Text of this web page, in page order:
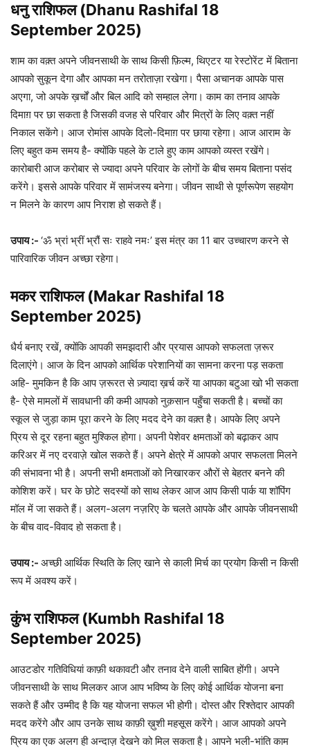
धनु राशिफल (Dhanu Rashifal 18
September 2025)
शाम का वक़्त अपने जीवनसाथी के साथ किसी फ़िल्म, थिएटर या रेस्टोरेंट में बिताना
आपको सुकून देगा और आपका मन तरोताज़ा रखेगा। पैसा अचानक आपके पास
अएगा, जो अपके ख़र्चों और बिल आदि को सम्हाल लेगा। काम का तनाव आपके
दिमाग़ पर छा सकता है जिसकी वजह से परिवार और मित्रों के लिए वक़्त नहीं
निकाल सकेंगे। आज रोमांस आपके दिलो-दिमाग़ पर छाया रहेगा। आज आराम के
लिए बहुत कम समय है- क्योंकि पहले के टाले हुए काम आपको व्यस्त रखेंगे।
कारोबारी आज करोबार से ज्यादा अपने परिवार के लोगों के बीच समय बिताना पसंद
करेंगे। इससे आपके परिवार में सामंजस्य बनेगा। जीवन साथी से पूर्णरूपेण सहयोग
न मिलने के कारण आप निराश हो सकते हैं।
उपाय :- ‘ॐ भ्रां भ्रीं भ्रौं सः राहवे नमः’ इस मंत्र का 11 बार उच्चारण करने से
पारिवारिक जीवन अच्छा रहेगा।
मकर राशिफल (Makar Rashifal 18
September 2025)
धैर्य बनाए रखें, क्योंकि आपकी समझदारी और प्रयास आपको सफलता ज़रूर
दिलाएंगे। आज के दिन आपको आर्थिक परेशानियों का सामना करना पड़ सकता
अहि- मुमकिन है कि आप ज़रूरत से ज़्यादा ख़र्च करें या आपका बटुआ खो भी सकता
है- ऐसे मामलों में सावधानी की कमी आपको नुक़सान पहुँचा सकती है। बच्चों का
स्कूल से जुड़ा काम पूरा करने के लिए मदद देने का वक़्त है। आपके लिए अपने
प्रिय से दूर रहना बहुत मुश्किल होगा। अपनी पेशेवर क्षमताओं को बढ़ाकर आप
करिअर में नए दरवाज़े खोल सकते हैं। अपने क्षेत्रे में आपको अपार सफलता मिलने
की संभावना भी है। अपनी सभी क्षमताओं को निखारकर औरों से बेहतर बनने की
कोशिश करें। घर के छोटे सदस्यों को साथ लेकर आज आप किसी पार्क या शॉपिंग
मॉल में जा सकते हैं। अलग-अलग नज़रिए के चलते आपके और आपके जीवनसाथी
के बीच वाद-विवाद हो सकता है।
उपाय :- अच्छी आर्थिक स्थिति के लिए खाने से काली मिर्च का प्रयोग किसी न किसी
रूप में अवश्य करें।
कुंभ राशिफल (Kumbh Rashifal 18
September 2025)
आउटडोर गतिविधियां काफ़ी थकावटी और तनाव देने वाली साबित होंगी। अपने
जीवनसाथी के साथ मिलकर आज आप भविष्य के लिए कोई आर्थिक योजना बना
सकते हैं और उम्मीद है कि यह योजना सफल भी होगी। दोस्त और रिश्तेदार आपकी
मदद करेंगे और आप उनके साथ काफ़ी ख़ुशी महसूस करेंगे। आज आपको अपने
प्रिय का एक अलग ही अन्दाज़ देखने को मिल सकता है। आपने भली-भांति काम